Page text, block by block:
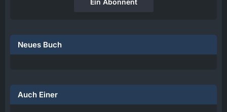
Ein Abonnent
Neues Buch
Auch Einer